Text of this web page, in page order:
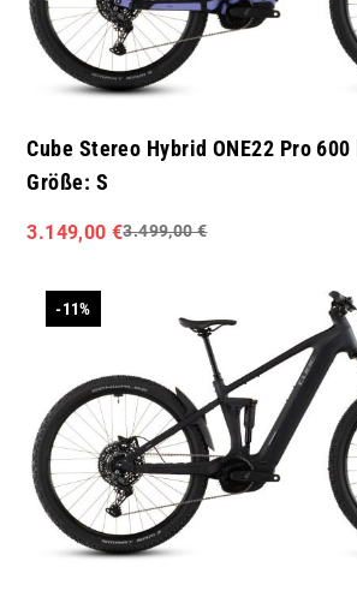
Cube Stereo Hybrid ONE22 Pro
Größe: S
3.149,00 €3.499,00 €
-11%